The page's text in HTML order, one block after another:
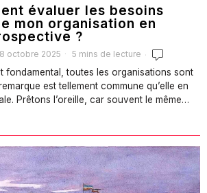
évaluer les besoins
mon organisation en
?
octobre 2025 5 mins de lecture
fondamental, toutes les organisations sont
est tellement commune qu’elle en
Prêtons l’oreille, car souvent le même…